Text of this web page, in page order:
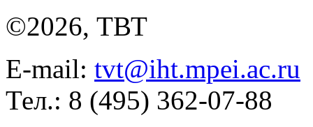
©2026, ТВТ
E-mail: tvt@iht.mpei.ac.ru
Тел.: 8 (495) 362-07-88